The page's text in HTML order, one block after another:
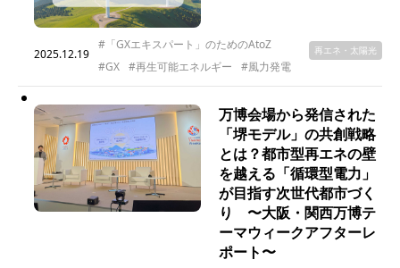
2025.12.19
#「GXエキスパート」のためのAtoZ
#GX
#再生可能エネルギー #風力発電
再エネ・太陽光
万博会場から発信された
「堺モデル」の共創戦略
とは？都市型再エネの壁
を越える「循環型電力」
が目指す次世代都市づく
り 〜大阪・関西万博テ
ーマウィークアフターレ
ポート〜